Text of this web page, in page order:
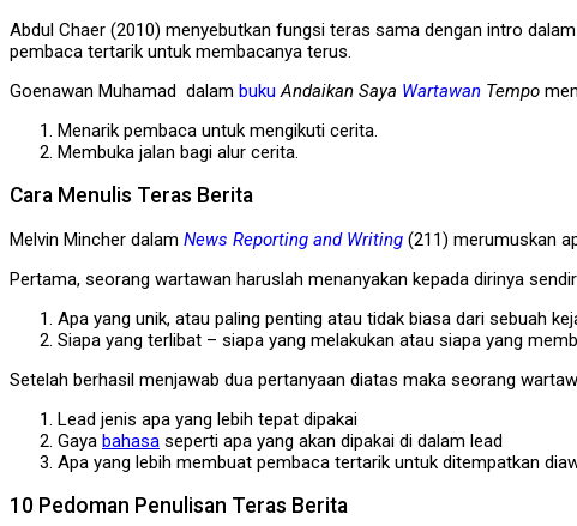
Abdul Chaer (2010) menyebutkan fungsi teras sama dengan intro
pembaca tertarik untuk membacanya terus.
Goenawan Muhamad dalam buku Andaikan Saya Wartawan Tempo
Menarik pembaca untuk mengikuti cerita.
Membuka jalan bagi alur cerita.
Cara Menulis Teras Berita
Melvin Mincher dalam News Reporting and Writing (211) merumuskan
Pertama, seorang wartawan haruslah menanyakan kepada dirinya
Apa yang unik, atau paling penting atau tidak biasa dari sebuah
Siapa yang terlibat – siapa yang melakukan atau siapa yang
Setelah berhasil menjawab dua pertanyaan diatas maka seorang
Lead jenis apa yang lebih tepat dipakai
Gaya bahasa seperti apa yang akan dipakai di dalam lead
Apa yang lebih membuat pembaca tertarik untuk ditempatkan
10 Pedoman Penulisan Teras Berita